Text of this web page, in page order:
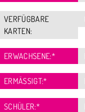
VERFÜGBARE
KARTEN:
ERWACHSENE:*
ERMÄSSIGT:*
SCHÜLER:*